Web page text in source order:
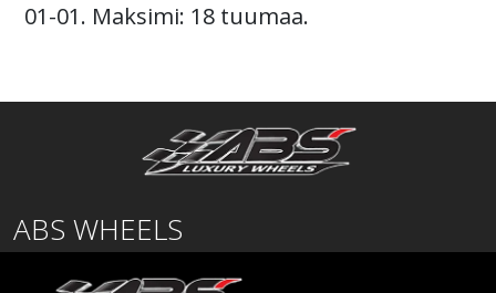
01-01. Maksimi: 18 tuumaa.
ABS WHEELS